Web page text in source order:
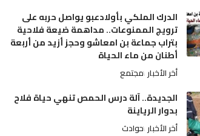
الدرك الملكي بأولادعبو يواصل حربه على
ترويج الممنوعات.. مداهمة ضيعة فلاحية
بتراب جماعة بن امعاشو وحجز أزيد من أربعة
أطنان من ماء الحياة
أخر الأخبار مجتمع
الجديدة.. آلة درس الحمص تنهي حياة فلاح
بدوار الرياينة
أخر الأخبار حوادث